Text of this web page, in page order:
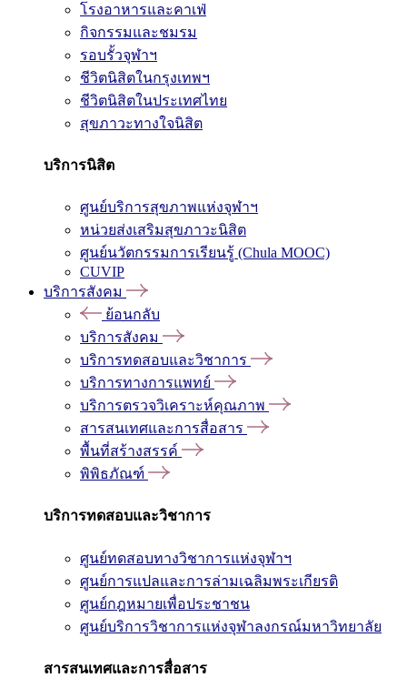
โรงอาหารและคาเฟ่
กิจกรรมและชมรม
รอบรั้วจุฬาฯ
ชีวิตนิสิตในกรุงเทพฯ
ชีวิตนิสิตในประเทศไทย
สุขภาวะทางใจนิสิต
บริการนิสิต
ศูนย์บริการสุขภาพแห่งจุฬาฯ
หน่วยส่งเสริมสุขภาวะนิสิต
ศูนย์นวัตกรรมการเรียนรู้ (Chula MOOC)
CUVIP
บริการสังคม
ย้อนกลับ
บริการสังคม
บริการทดสอบและวิชาการ
บริการทางการแพทย์
บริการตรวจวิเคราะห์คุณภาพ
สารสนเทศและการสื่อสาร
พื้นที่สร้างสรรค์
พิพิธภัณฑ์
บริการทดสอบและวิชาการ
ศูนย์ทดสอบทางวิชาการแห่งจุฬาฯ
ศูนย์การแปลและการล่ามเฉลิมพระเกียรติ
ศูนย์กฎหมายเพื่อประชาชน
ศูนย์บริการวิชาการแห่งจุฬาลงกรณ์มหาวิทยาลัย
สารสนเทศและการสื่อสาร